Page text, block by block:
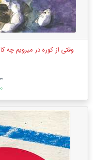
وقتی از کوره در میرویم چه